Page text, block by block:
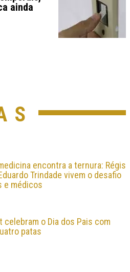
ainda
encontra a ternura: Régis
Trindade vivem o desafio
e médicos
celebram o Dia dos Pais com
patas